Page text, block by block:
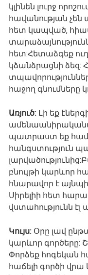
կլինեն լուրջ
հավանության
հետ կապված,
հետ:Հետաձգեք
կձանձրացնի ձեզ:
հաջող գնումները
Առյուծ: Լի եք
պատրաստ եք
հանգստություն
բնույթի կարևոր
հնարավոր է
Սիրելիի հետ
վստահությունն
Կույս: Օրը լավ
կարևոր գործերը:
Փորձեք հոգեկան
հաճելի գործի